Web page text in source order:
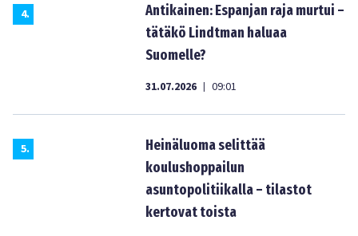
4.
Antikainen: Espanjan raja murtui –
tätäkö Lindtman haluaa
Suomelle?
31.07.2026 | 09:01
5.
Heinäluoma selittää
koulushoppailun
asuntopolitiikalla – tilastot
kertovat toista